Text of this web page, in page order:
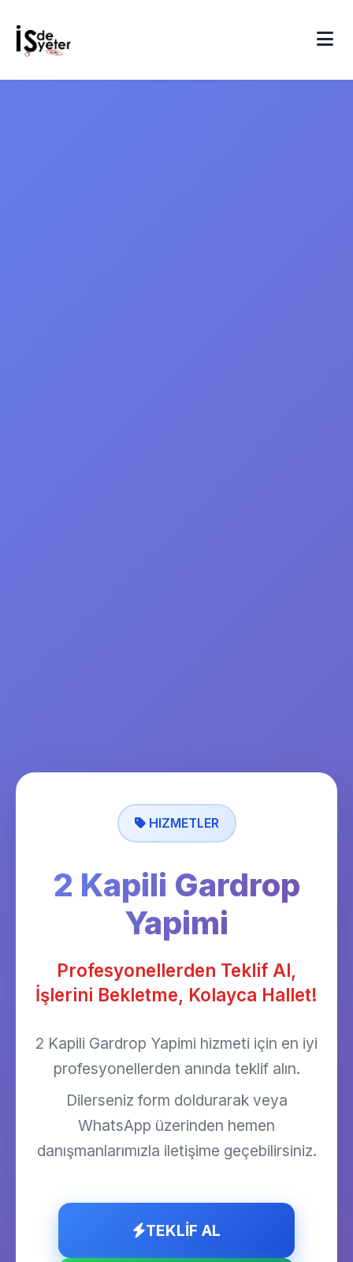
HIZMETLER
2 Kapili Gardrop
Yapimi
Profesyonellerden Teklif Al,
İşlerini Bekletme, Kolayca Hallet!
2 Kapili Gardrop Yapimi hizmeti için en iyi
profesyonellerden anında teklif alın.
Dilerseniz form doldurarak veya
WhatsApp üzerinden hemen
danışmanlarımızla iletişime geçebilirsiniz.
TEKLİF AL